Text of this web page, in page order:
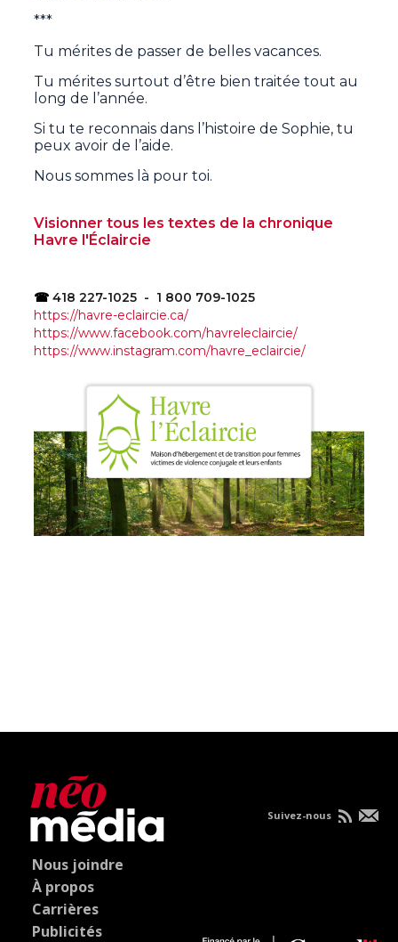
***
Tu mérites de passer de belles vacances.
Tu mérites surtout d’être bien traitée tout au
long de l’année.
Si tu te reconnais dans l’histoire de Sophie, tu
peux avoir de l’aide.
Nous sommes là pour toi.
Visionner tous les textes de la chronique
Havre l'Éclaircie
☎ 418 227-1025 - 1 800 709-1025
https://havre-eclaircie.ca/
https://www.facebook.com/havreleclaircie/
https://www.instagram.com/havre_eclaircie/
Nous joindre
À propos
Carrières
Publicités
Suivez-nous